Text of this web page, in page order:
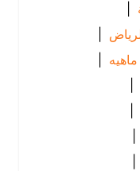
|
|